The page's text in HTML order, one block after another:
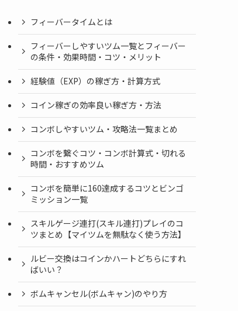
フィーバータイムとは
フィーバーしやすいツム一覧とフィーバー
の条件・効果時間・コツ・メリット
経験値（EXP）の稼ぎ方・計算方式
コイン稼ぎの効率良い稼ぎ方・方法
コンボしやすいツム・攻略法一覧まとめ
コンボを繋ぐコツ・コンボ計算式・切れる
時間・おすすめツム
コンボを簡単に160達成するコツとビンゴ
ミッション一覧
スキルゲージ連打(スキル連打)プレイのコ
ツまとめ【マイツムを無駄なく使う方法】
ルビー交換はコインかハートどちらにすれ
ばいい？
ボムキャンセル(ボムキャン)のやり方